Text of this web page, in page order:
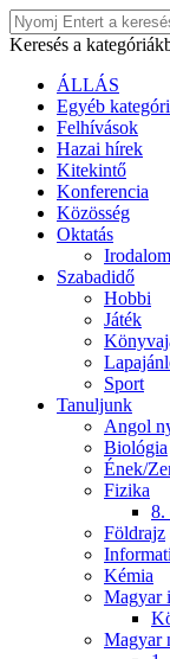
Keresés a
ÁLLÁS
Egyéb
Felhívások
Hazai hírek
Kitekintő
Konferencia
Közösség
Oktatás
Szabadidő
Hobbi
Játék
Sport
Tanuljunk
Angol
Biológia
Ének/
Fizika
8.
Földrajz
Kémia
Magyar
Magyar